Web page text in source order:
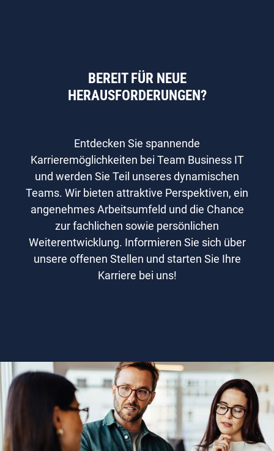
BEREIT FÜR NEUE
HERAUSFORDERUNGEN?
Entdecken Sie spannende
Karrieremöglichkeiten bei Team Business IT
und werden Sie Teil unseres dynamischen
Teams. Wir bieten attraktive Perspektiven, ein
angenehmes Arbeitsumfeld und die Chance
zur fachlichen sowie persönlichen
Weiterentwicklung. Informieren Sie sich über
unsere offenen Stellen und starten Sie Ihre
Karriere bei uns!